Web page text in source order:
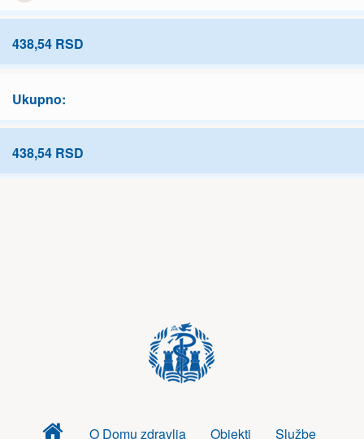
438,54 RSD
Ukupno:
438,54 RSD
Dom O Domu zdravlja Objekti Službe